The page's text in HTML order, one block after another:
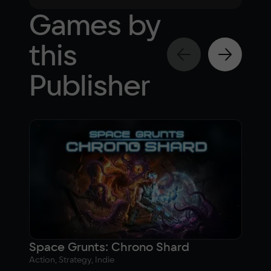
Games by
this
Publisher
Space Grunts: Chrono Shard
Action, Strategy, Indie